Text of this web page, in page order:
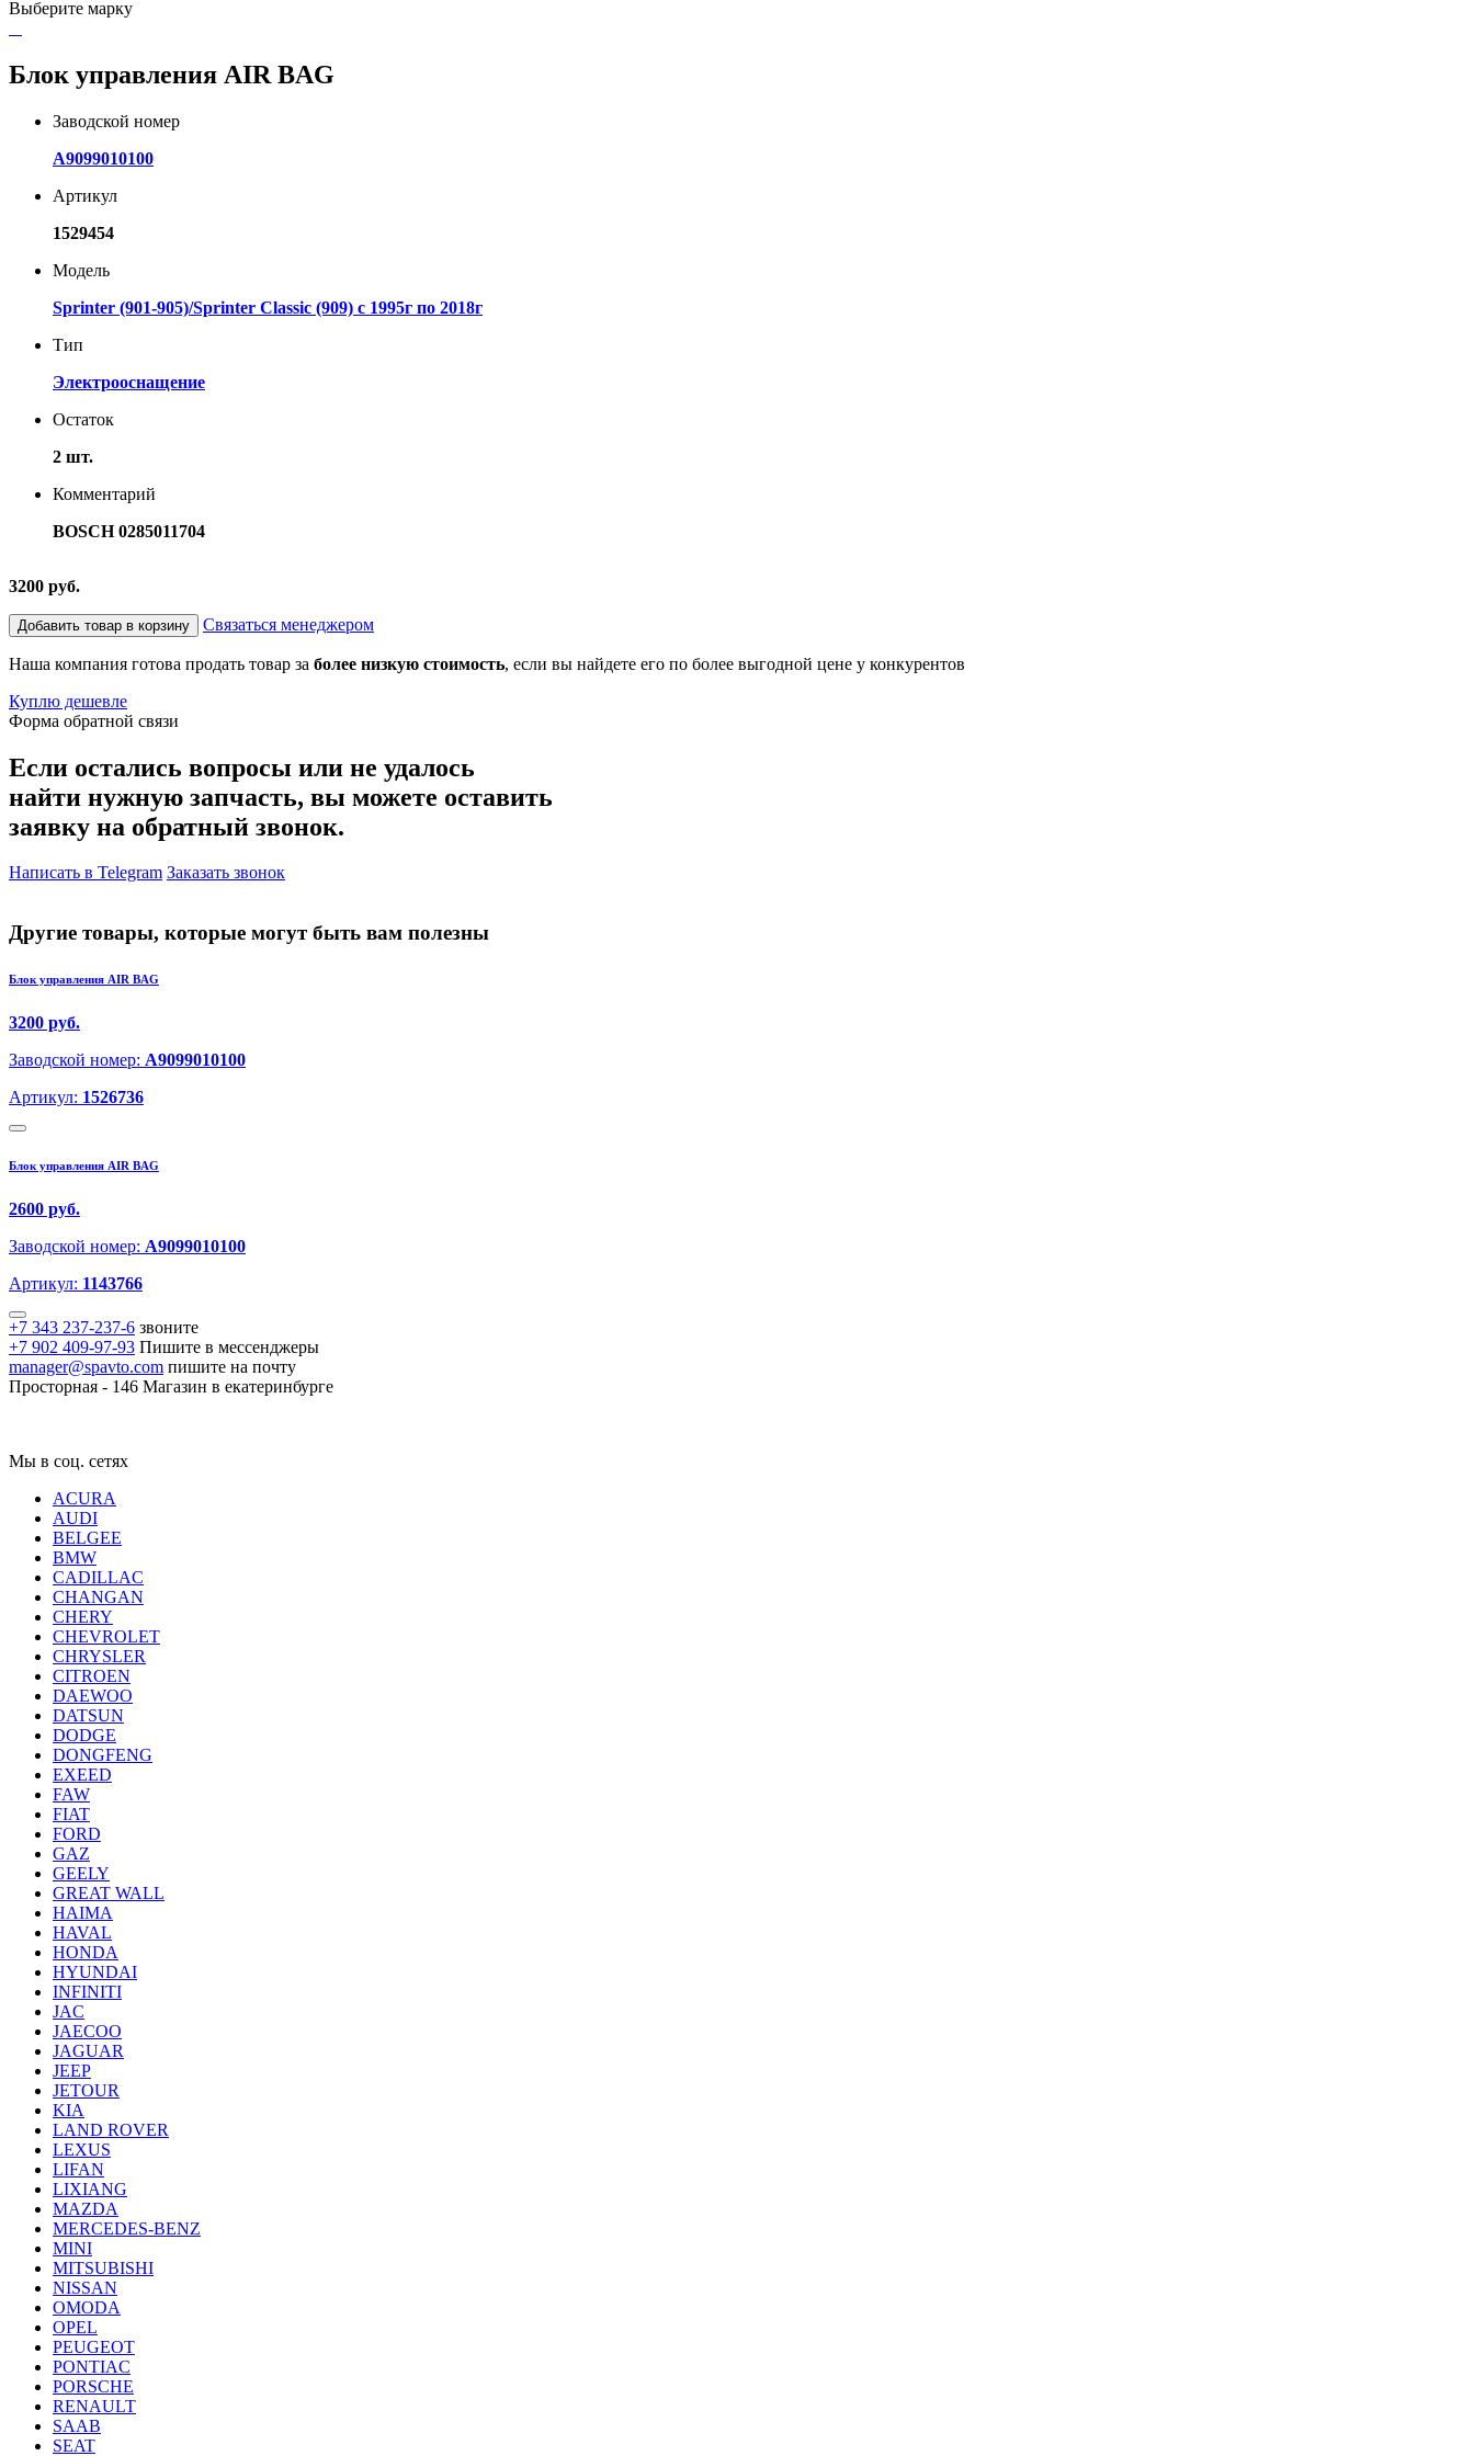
Выберите марку
Блок управления AIR BAG
Заводской номер
A9099010100
Артикул
1529454
Модель
Sprinter (901-905)/Sprinter Classic (909) с 1995г по 2018г
Тип
Электрооснащение
Остаток
2 шт.
Комментарий
BOSCH 0285011704
3200 руб.
Добавить товар в корзину Связаться менеджером
Наша компания готова продать товар за более низкую стоимость, если вы найдете его по более выгодной цене у конкурентов
Куплю дешевле
Форма обратной связи
Если остались вопросы или не удалось
найти нужную запчасть, вы можете оставить
заявку на обратный звонок.
Написать в Telegram Заказать звонок
Другие товары, которые могут быть вам полезны
Блок управления AIR BAG
3200 руб.
Заводской номер: A9099010100
Артикул: 1526736
Блок управления AIR BAG
2600 руб.
Заводской номер: A9099010100
Артикул: 1143766
+7 343 237-237-6 звоните
+7 902 409-97-93 Пишите в мессенджеры
manager@spavto.com пишите на почту
Просторная - 146 Магазин в екатеринбурге
Мы в соц. сетях
ACURA
AUDI
BELGEE
BMW
CADILLAC
CHANGAN
CHERY
CHEVROLET
CHRYSLER
CITROEN
DAEWOO
DATSUN
DODGE
DONGFENG
EXEED
FAW
FIAT
FORD
GAZ
GEELY
GREAT WALL
HAIMA
HAVAL
HONDA
HYUNDAI
INFINITI
JAC
JAECOO
JAGUAR
JEEP
JETOUR
KIA
LAND ROVER
LEXUS
LIFAN
LIXIANG
MAZDA
MERCEDES-BENZ
MINI
MITSUBISHI
NISSAN
OMODA
OPEL
PEUGEOT
PONTIAC
PORSCHE
RENAULT
SAAB
SEAT